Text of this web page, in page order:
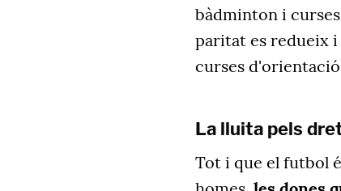
bàdminton i
paritat es redueix i
curses
La lluita pels
Tot i que el futbol